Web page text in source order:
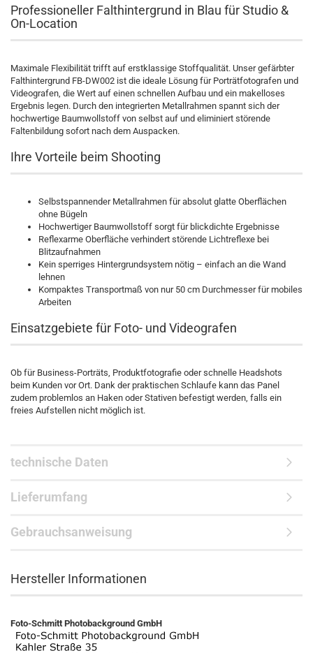
Professioneller Falthintergrund in Blau für Studio &
On-Location
Maximale Flexibilität trifft auf erstklassige Stoffqualität. Unser gefärbter
Falthintergrund FB-DW002 ist die ideale Lösung für Porträtfotografen und
Videografen, die Wert auf einen schnellen Aufbau und ein makelloses
Ergebnis legen. Durch den integrierten Metallrahmen spannt sich der
hochwertige Baumwollstoff von selbst auf und eliminiert störende
Faltenbildung sofort nach dem Auspacken.
Ihre Vorteile beim Shooting
Selbstspannender Metallrahmen für absolut glatte Oberflächen
ohne Bügeln
Hochwertiger Baumwollstoff sorgt für blickdichte Ergebnisse
Reflexarme Oberfläche verhindert störende Lichtreflexe bei
Blitzaufnahmen
Kein sperriges Hintergrundsystem nötig – einfach an die Wand
lehnen
Kompaktes Transportmaß von nur 50 cm Durchmesser für mobiles
Arbeiten
Einsatzgebiete für Foto- und Videografen
Ob für Business-Porträts, Produktfotografie oder schnelle Headshots
beim Kunden vor Ort. Dank der praktischen Schlaufe kann das Panel
zudem problemlos an Haken oder Stativen befestigt werden, falls ein
freies Aufstellen nicht möglich ist.
technische Daten
Lieferumfang
Gebrauchsanweisung
Hersteller Informationen
Foto-Schmitt Photobackground GmbH